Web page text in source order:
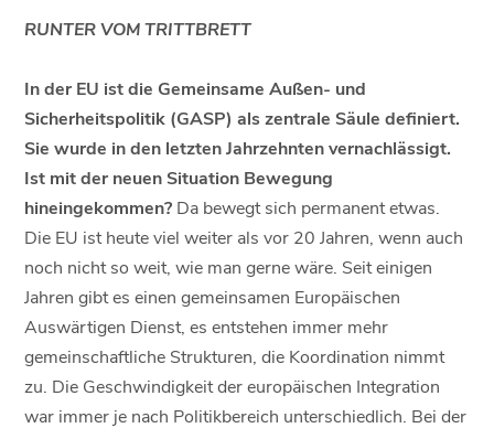
RUNTER VOM TRITTBRETT
In der EU ist die Gemeinsame Außen- und
Sicherheitspolitik (GASP) als zentrale Säule definiert.
Sie wurde in den letzten Jahrzehnten vernachlässigt.
Ist mit der neuen Situation Bewegung
hineingekommen? Da bewegt sich permanent etwas.
Die EU ist heute viel weiter als vor 20 Jahren, wenn auch
noch nicht so weit, wie man gerne wäre. Seit einigen
Jahren gibt es einen gemeinsamen Europäischen
Auswärtigen Dienst, es entstehen immer mehr
gemeinschaftliche Strukturen, die Koordination nimmt
zu. Die Geschwindigkeit der europäischen Integration
war immer je nach Politikbereich unterschiedlich. Bei der